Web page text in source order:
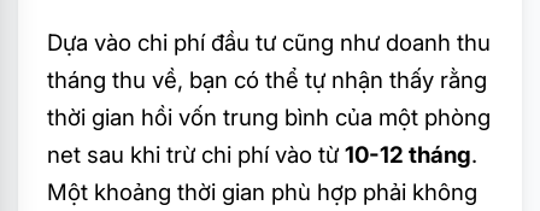
Dựa vào chi phí đầu tư cũng như doanh thu
tháng thu về, bạn có thể tự nhận thấy rằng
thời gian hồi vốn trung bình của một phòng
net sau khi trừ chi phí vào từ 10-12 tháng.
Một khoảng thời gian phù hợp phải không